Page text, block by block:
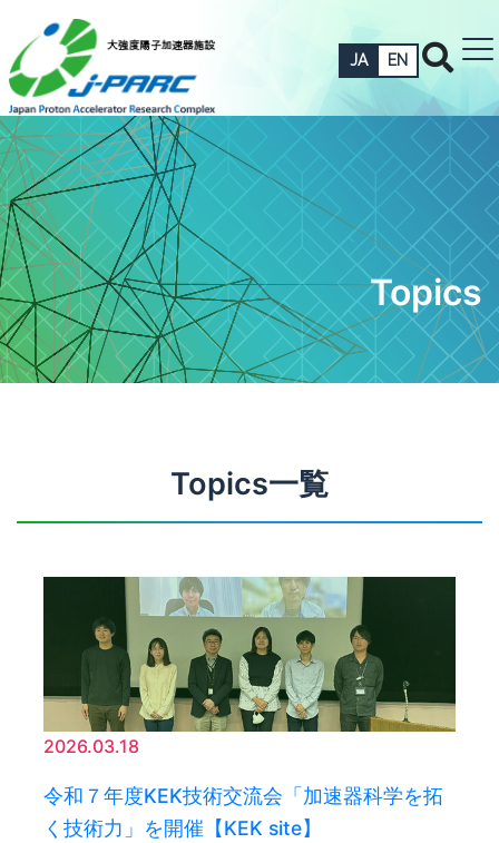
JA EN
Topics
Topics一覧
2026.03.18
令和７年度KEK技術交流会「加速器科学を拓
く技術力」を開催【KEK site】